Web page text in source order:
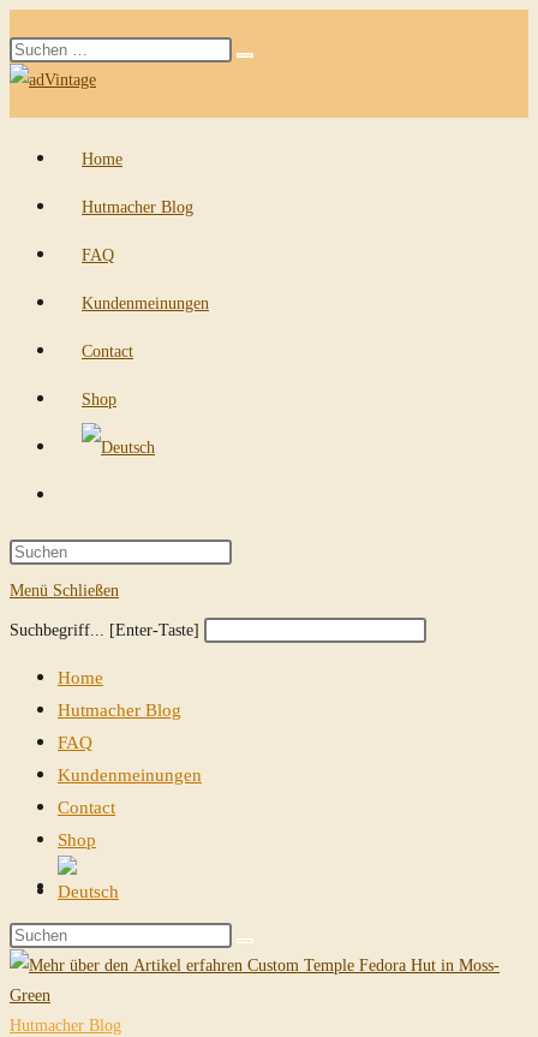
Inhalt
springen
Diese
Website
Suche
Home
Hutmacher Blog
FAQ
Kundenmeinungen
Contact
Shop
Suche
umschalten
Press
close
Menü Schließen
Diese
durchsuchen
Suchbegriff... [Enter-Taste]
Press
Home
Hutmacher Blog
FAQ
Kundenmeinungen
Contact
Shop
Website-
Suche
umschalten
Diese
Website
durchsuchen
Hutmacher Blog